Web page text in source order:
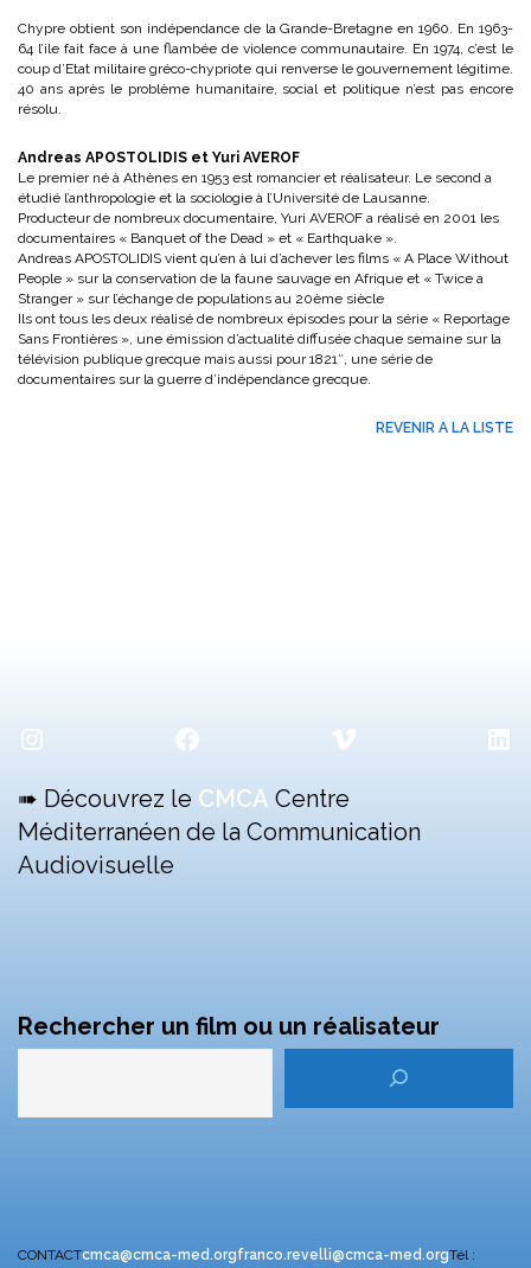
Chypre obtient son indépendance de la Grande-Bretagne en 1960. En 1963-
64 l’ile fait face à une flambée de violence communautaire. En 1974, c’est le
coup d’Etat militaire gréco-chypriote qui renverse le gouvernement légitime.
40 ans après le problème humanitaire, social et politique n’est pas encore
résolu.
Andreas APOSTOLIDIS et Yuri AVEROF
Le premier né à Athènes en 1953 est romancier et réalisateur. Le second a
étudié l’anthropologie et la sociologie à l’Université de Lausanne.
Producteur de nombreux documentaire, Yuri AVEROF a réalisé en 2001 les
documentaires « Banquet of the Dead » et « Earthquake ».
Andreas APOSTOLIDIS vient qu’en à lui d’achever les films « A Place Without
People » sur la conservation de la faune sauvage en Afrique et « Twice a
Stranger » sur l’échange de populations au 20ème siècle
Ils ont tous les deux réalisé de nombreux épisodes pour la série « Reportage
Sans Frontières », une émission d’actualité diffusée chaque semaine sur la
télévision publique grecque mais aussi pour 1821″, une série de
documentaires sur la guerre d’indépendance grecque.
REVENIR A LA LISTE
Instagram Facebook Vimeo
➠ Découvrez le CMCA Centre
Méditerranéen de la Communication
Audiovisuelle
Rechercher un film ou un réalisateur
CONTACTcmca@cmca-med.orgfranco.revelli@cmca-med.orgTél :